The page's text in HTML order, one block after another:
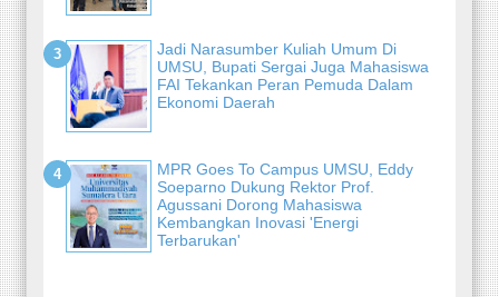
Jadi Narasumber Kuliah Umum Di
UMSU, Bupati Sergai Juga Mahasiswa
FAI Tekankan Peran Pemuda Dalam
Ekonomi Daerah
MPR Goes To Campus UMSU, Eddy
Soeparno Dukung Rektor Prof.
Agussani Dorong Mahasiswa
Kembangkan Inovasi 'Energi
Terbarukan'